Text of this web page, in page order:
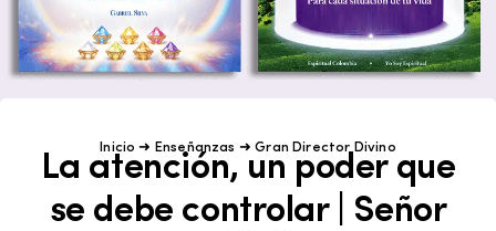
Inicio ➜ Enseñanzas ➜Gran Director Divino
La atención, un poder que
se debe controlar | Señor